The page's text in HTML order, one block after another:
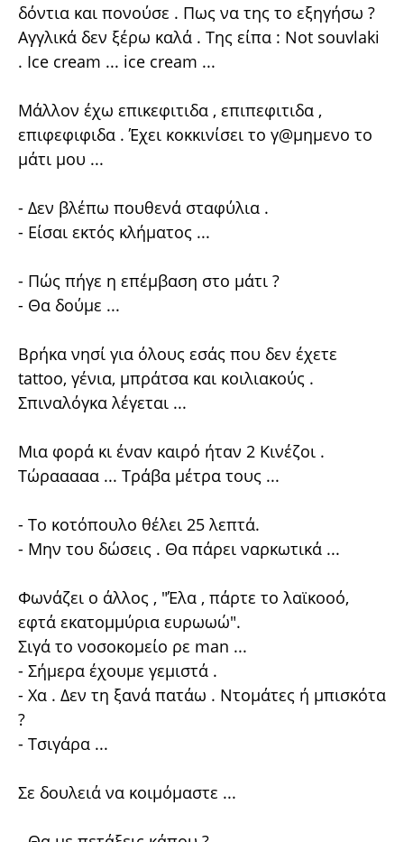
δόντια και πονούσε . Πως να της το εξηγήσω ?
Αγγλικά δεν ξέρω καλά . Της είπα : Not souvlaki
. Ice cream ... ice cream ...
Μάλλον έχω επικεφιτιδα , επιπεφιτιδα ,
επιφεφιφιδα . Έχει κοκκινίσει το γ@μημενο το
μάτι μου ...
- Δεν βλέπω πουθενά σταφύλια .
- Είσαι εκτός κλήματος ...
- Πώς πήγε η επέμβαση στο μάτι ?
- Θα δούμε ...
Βρήκα νησί για όλους εσάς που δεν έχετε
tattoo, γένια, μπράτσα και κοιλιακούς .
Σπιναλόγκα λέγεται ...
Μια φορά κι έναν καιρό ήταν 2 Κινέζοι .
Τώρααααα ... Τράβα μέτρα τους ...
- Το κοτόπουλο θέλει 25 λεπτά.
- Μην του δώσεις . Θα πάρει ναρκωτικά ...
Φωνάζει ο άλλος , "Έλα , πάρτε το λαϊκοοό,
εφτά εκατομμύρια ευρωωώ".
Σιγά το νοσοκομείο ρε man ...
- Σήμερα έχουμε γεμιστά .
- Χα . Δεν τη ξανά πατάω . Ντομάτες ή μπισκότα
?
- Τσιγάρα ...
Σε δουλειά να κοιμόμαστε ...